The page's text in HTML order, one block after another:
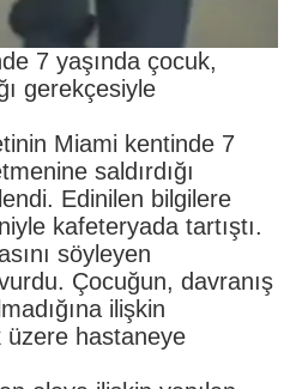
7 yaşında çocuk,
gerekçesiyle
Miami kentinde 7
saldırdığı
Edinilen bilgilere
kafeteryada tartıştı.
söyleyen
Çocuğun, davranış
ilişkin
üzere hastaneye